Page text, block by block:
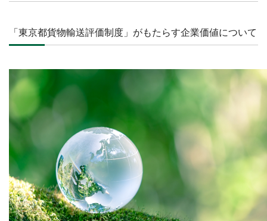
「東京都貨物輸送評価制度」がもたらす企業価値について